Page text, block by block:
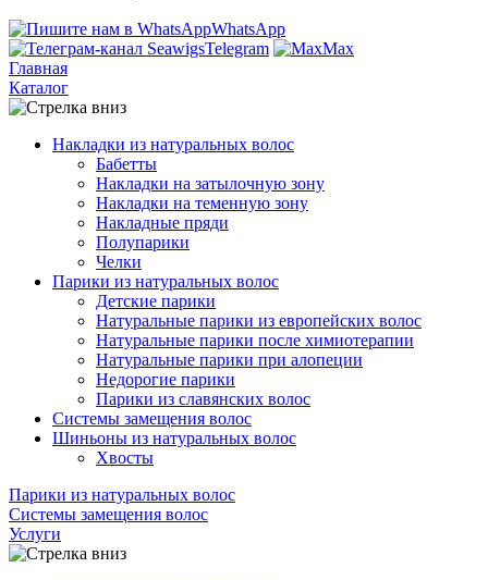
WhatsApp
Telegram
Max
Главная
Каталог
Накладки из натуральных волос
Бабетты
Накладки на затылочную зону
Накладки на теменную зону
Накладные пряди
Полупарики
Челки
Парики из натуральных волос
Детские парики
Натуральные парики из европейских волос
Натуральные парики после химиотерапии
Натуральные парики при алопеции
Недорогие парики
Парики из славянских волос
Системы замещения волос
Шиньоны из натуральных волос
Хвосты
Парики из натуральных волос
Системы замещения волос
Услуги